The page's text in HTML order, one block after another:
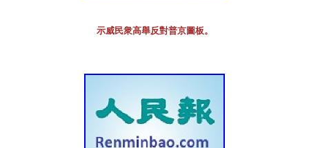
示威民衆高舉反對普京圖板。